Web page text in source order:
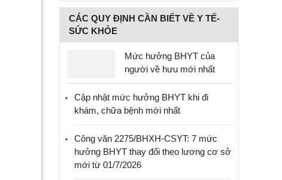
CÁC QUY ĐỊNH CẦN BIẾT VỀ Y TẾ-
SỨC KHỎE
Mức hưởng BHYT của
người về hưu mới nhất
Cập nhật mức hưởng BHYT khi đi
khám, chữa bệnh mới nhất
Công văn 2275/BHXH-CSYT: 7 mức
hưởng BHYT thay đổi theo lương cơ sở
mới từ 01/7/2026